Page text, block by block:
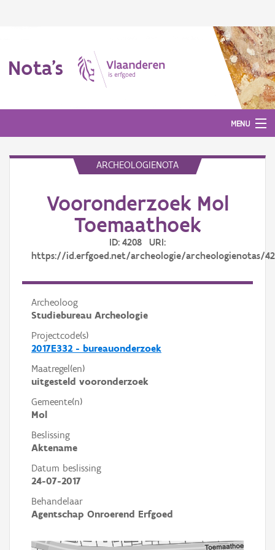
Nota's
MENU
Aanmelden
ARCHEOLOGIENOTA
Vooronderzoek Mol
Toemaathoek
ID: 4208 URI:
https://id.erfgoed.net/archeologie/archeologienotas/
Archeoloog
Studiebureau Archeologie
Projectcode(s)
2017E332 - bureauonderzoek
Maatregel(en)
uitgesteld vooronderzoek
Gemeente(n)
Mol
Beslissing
Aktename
Datum beslissing
24-07-2017
Behandelaar
Agentschap Onroerend Erfgoed